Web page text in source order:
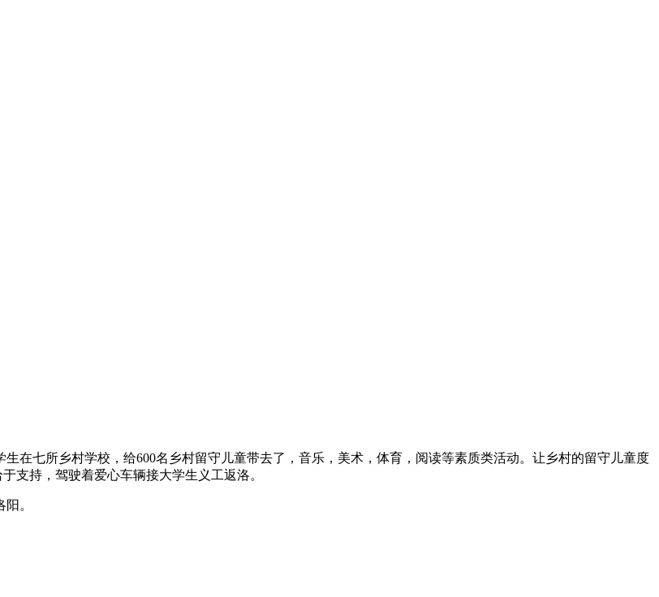
在七所乡村学校，给600名乡村留守儿童带去了，音乐，美术，体育，阅读等素质类活动。让乡村的留守儿童度
支持，驾驶着爱心车辆接大学生义工返洛。
。